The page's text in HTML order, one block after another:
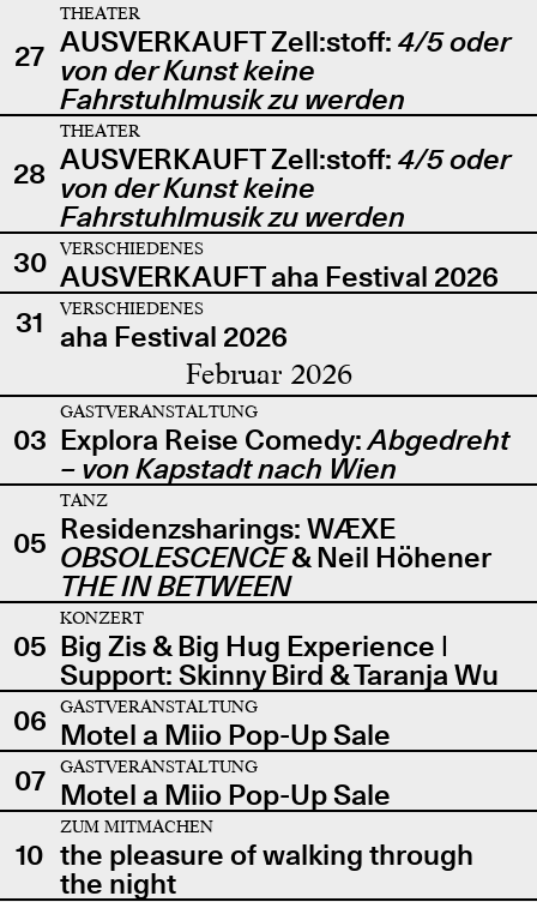
27
THEATER
AUSVERKAUFT Zell:stoff: 4/5 oder
von der Kunst keine
Fahrstuhlmusik zu werden
28
THEATER
AUSVERKAUFT Zell:stoff: 4/5 oder
von der Kunst keine
Fahrstuhlmusik zu werden
30
VERSCHIEDENES
AUSVERKAUFT aha Festival 2026
31
VERSCHIEDENES
aha Festival 2026
Februar 2026
03
GASTVERANSTALTUNG
Explora Reise Comedy:Abgedreht
– von Kapstadt nach Wien
05
TANZ
Residenzsharings: WÆXE
OBSOLESCENCE& Neil Höhener
THE IN BETWEEN
05
KONZERT
Big Zis & Big Hug Experience |
Support: Skinny Bird & Taranja Wu
06
GASTVERANSTALTUNG
Motel a Miio Pop-Up Sale
07
GASTVERANSTALTUNG
Motel a Miio Pop-Up Sale
10
ZUM MITMACHEN
the pleasure of walking through
the night